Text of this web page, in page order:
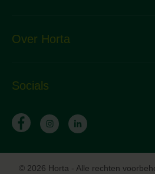
Over Horta
Socials
© 2026 Horta - Alle rechten